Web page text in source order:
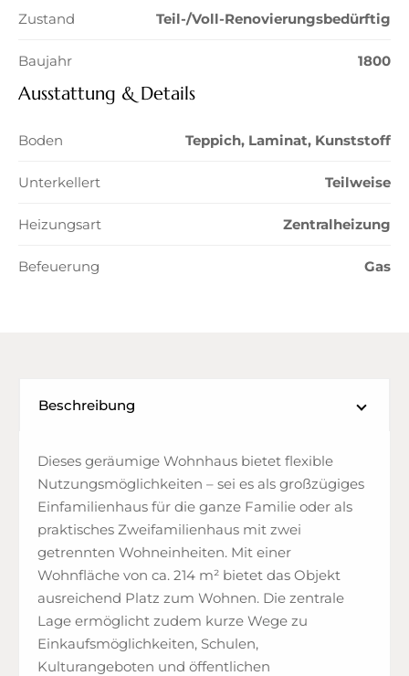
Zustand Teil-/Voll-Renovierungsbedürftig
Baujahr 1800
Ausstattung & Details
Boden Teppich, Laminat, Kunststoff
Unterkellert Teilweise
Heizungsart Zentralheizung
Befeuerung Gas
Beschreibung
Dieses geräumige Wohnhaus bietet flexible
Nutzungsmöglichkeiten – sei es als großzügiges
Einfamilienhaus für die ganze Familie oder als
praktisches Zweifamilienhaus mit zwei
getrennten Wohneinheiten. Mit einer
Wohnfläche von ca. 214 m² bietet das Objekt
ausreichend Platz zum Wohnen. Die zentrale
Lage ermöglicht zudem kurze Wege zu
Einkaufsmöglichkeiten, Schulen,
Kulturangeboten und öffentlichen